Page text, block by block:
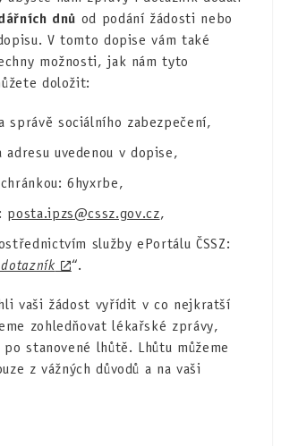
dnů od podání žádosti nebo
V tomto dopise vám také
možnosti, jak nám tyto
doložit:
správě sociálního zabezpečení,
adresu uvedenou v dopise,
6hyxrbe,
posta.ipzs@cssz.gov.cz,
služby ePortálu ČSSZ:
“.
vaši žádost vyřídit v co nejkratší
zohledňovat lékařské zprávy,
stanovené lhůtě. Lhůtu můžeme
z vážných důvodů a na vaši